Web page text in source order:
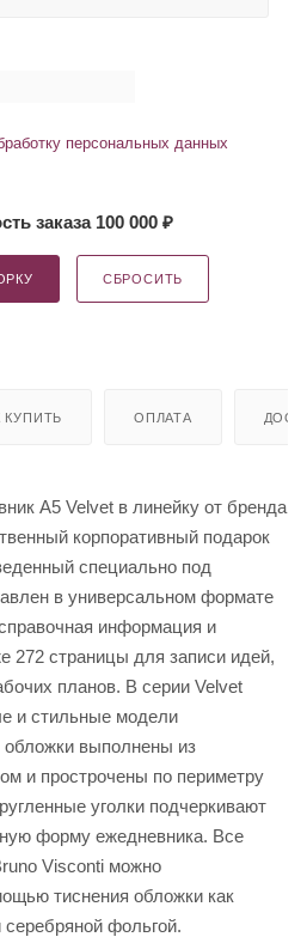
персональных данных
заказа 100 000 ₽
СБРОСИТЬ
КУПИТЬ ОПЛАТА
A5 Velvet в линейку от бренда
корпоративный подарок
специально под
в универсальном формате
информация и
272 страницы для записи идей,
планов. В серии Velvet
и стильные модели
обложки выполнены из
и прострочены по периметру
уголки подчеркивают
форму ежедневника. Все
Visconti можно
тиснения обложки как
серебряной фольгой.